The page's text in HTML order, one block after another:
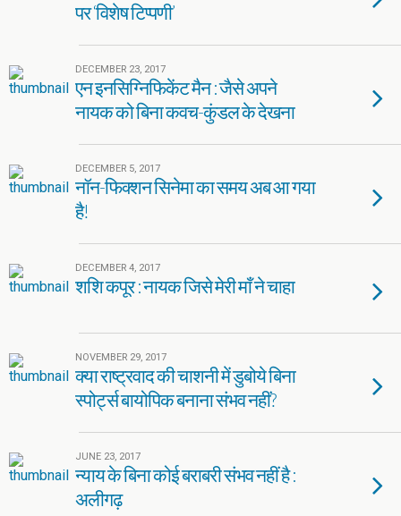
पर ‘विशेष टिप्पणी’
DECEMBER 23, 2017
एन इनसिग्निफिकेंट मैन : जैसे अपने
नायक को बिना कवच-कुंडल के देखना
DECEMBER 5, 2017
नॉन-फिक्शन सिनेमा का समय अब आ गया
है!
DECEMBER 4, 2017
शशि कपूर : नायक जिसे मेरी माँ ने चाहा
NOVEMBER 29, 2017
क्या राष्ट्रवाद की चाशनी में डुबोये बिना
स्पोर्ट्स बायोपिक बनाना संभव नहीं?
JUNE 23, 2017
न्याय के बिना कोई बराबरी संभव नहीं है :
अलीगढ़